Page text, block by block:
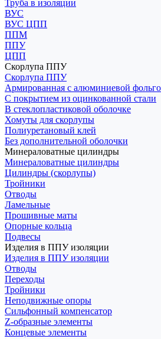
Труба в изоляции
ВУС
ВУС ЦПП
ППМ
ППУ
ЦПП
Скорлупа ППУ
Скорлупа ППУ
Армированная с алюминиевой
С покрытием из оцинкованной стали
В стеклопластиковой оболочке
Хомуты для скорлупы
Полиуретановый клей
Без дополнительной оболочки
Минераловатные цилиндры
Минераловатные цилиндры
Цилиндры (скорлупы)
Тройники
Отводы
Ламельные
Прошивные маты
Опорные кольца
Подвесы
Изделия в ППУ изоляции
Изделия в ППУ изоляции
Отводы
Переходы
Тройники
Неподвижные опоры
Cильфонный компенсатор
Z-образные элементы
Концевые элементы